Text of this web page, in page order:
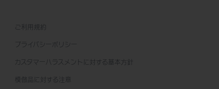
ご利用規約
プライバシーポリシー
カスタマーハラスメントに対する基本方針
模倣品に対する注意